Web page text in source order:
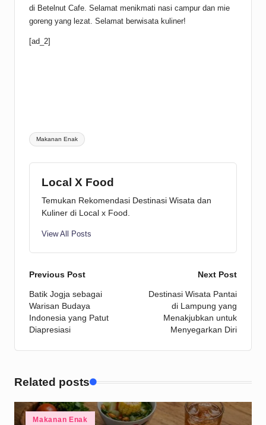
di Betelnut Cafe. Selamat menikmati nasi campur dan mie
goreng yang lezat. Selamat berwisata kuliner!
[ad_2]
Tags:
Makanan Enak
Local X Food
Temukan Rekomendasi Destinasi Wisata dan
Kuliner di Local x Food.
View All Posts
Post
navigation
Previous Post
Batik Jogja sebagai
Warisan Budaya
Indonesia yang Patut
Diapresiasi
Next Post
Destinasi Wisata Pantai
di Lampung yang
Menakjubkan untuk
Menyegarkan Diri
Related posts
Posted
Makanan Enak